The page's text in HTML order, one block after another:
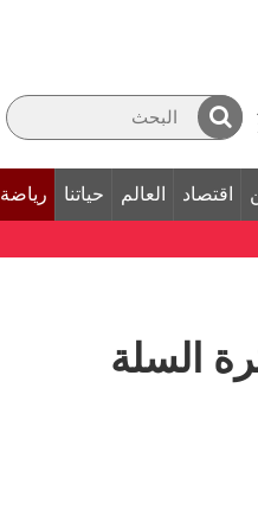
اقتصاد العالم حياتنا رياضة
السلة